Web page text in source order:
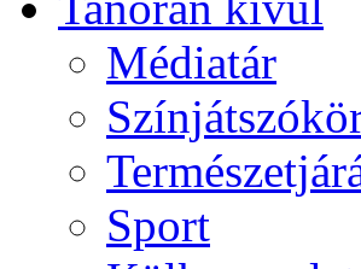
Médiatár
Sport